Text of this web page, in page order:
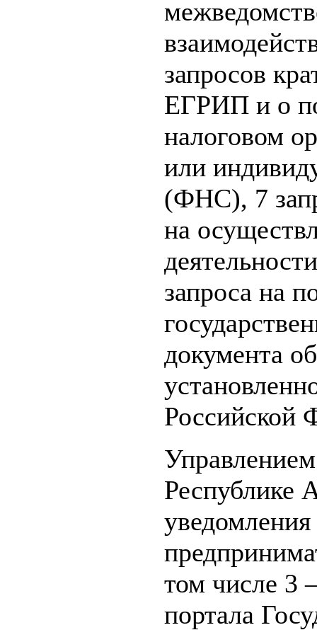
запросов
ЕГРИП и о
налоговом
или
(ФНС), 7
на
запроса на
документа
Российской
Республике
том числе 3
портала